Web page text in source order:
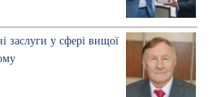
заслуги у сфері вищої